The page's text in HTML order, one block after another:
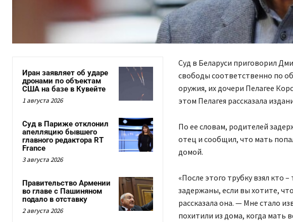
Иран заявляет об ударе
дронами по объектам
США на базе в Кувейте
1 августа 2026
Суд в Париже отклонил
апелляцию бывшего
главного редактора RT
France
3 августа 2026
Правительство Армении
во главе с Пашиняном
подало в отставку
2 августа 2026
Суд в Беларуси приговорил
свободы соответственно по
оружия, их дочери Пелагее
этом Пелагея рассказала
По ее словам, родителей
отец и сообщил, что мать
домой.
«После этого трубку взял кто
задержаны, если вы хотите,
рассказала она. — Мне стало
похитили из дома, когда мать